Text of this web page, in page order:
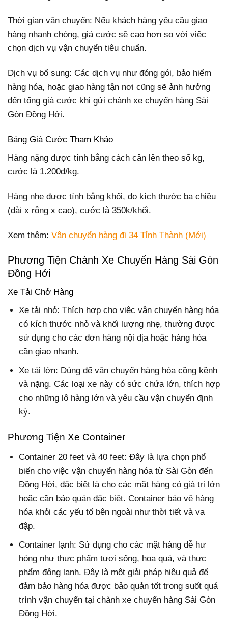
Thời gian vận chuyển: Nếu khách hàng yêu cầu giao
hàng nhanh chóng, giá cước sẽ cao hơn so với việc
chọn dịch vụ vận chuyển tiêu chuẩn.
Dịch vụ bổ sung: Các dịch vụ như đóng gói, bảo hiểm
hàng hóa, hoặc giao hàng tận nơi cũng sẽ ảnh hưởng
đến tổng giá cước khi gửi chành xe chuyển hàng Sài
Gòn Đồng Hới.
Bảng Giá Cước Tham Khảo
Hàng nặng được tính bằng cách cân lên theo số kg,
cước là 1.200đ/kg.
Hàng nhẹ được tính bằng khối, đo kích thước ba chiều
(dài x rộng x cao), cước là 350k/khối.
Xem thêm: Vận chuyển hàng đi 34 Tỉnh Thành (Mới)
Phương Tiện Chành Xe Chuyển Hàng Sài Gòn
Đồng Hới
Xe Tải Chở Hàng
Xe tải nhỏ: Thích hợp cho việc vận chuyển hàng hóa
có kích thước nhỏ và khối lượng nhẹ, thường được
sử dụng cho các đơn hàng nội địa hoặc hàng hóa
cần giao nhanh.
Xe tải lớn: Dùng để vận chuyển hàng hóa cồng kềnh
và nặng. Các loại xe này có sức chứa lớn, thích hợp
cho những lô hàng lớn và yêu cầu vận chuyển định
kỳ.
Phương Tiện Xe Container
Container 20 feet và 40 feet: Đây là lựa chọn phổ
biến cho việc vận chuyển hàng hóa từ Sài Gòn đến
Đồng Hới, đặc biệt là cho các mặt hàng có giá trị lớn
hoặc cần bảo quản đặc biệt. Container bảo vệ hàng
hóa khỏi các yếu tố bên ngoài như thời tiết và va
đập.
Container lạnh: Sử dụng cho các mặt hàng dễ hư
hỏng như thực phẩm tươi sống, hoa quả, và thực
phẩm đông lạnh. Đây là một giải pháp hiệu quả để
đảm bảo hàng hóa được bảo quản tốt trong suốt quá
trình vận chuyển tại chành xe chuyển hàng Sài Gòn
Đồng Hới.